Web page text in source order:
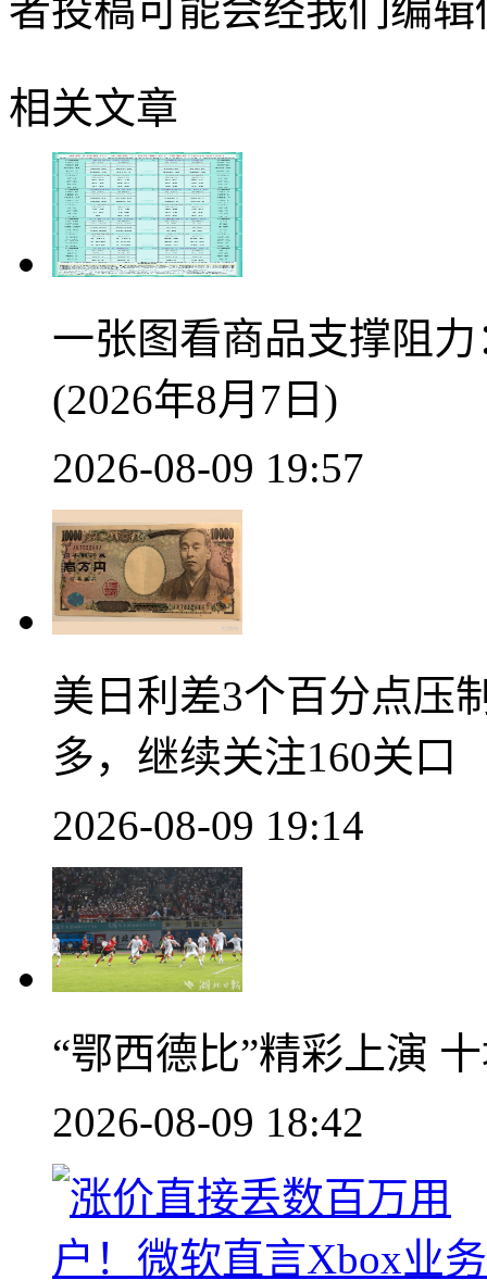
者投稿可能会经我们编
相关文章
一张图看商品支撑阻
(2026年8月7日)
2026-08-09 19:57
美日利差3个百分点压
多，继续关注160关口
2026-08-09 19:14
“鄂西德比”精彩上演
2026-08-09 18:42